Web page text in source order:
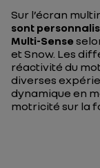
Sur l’écran
sont
Multi-Sense
et Snow. Les
réactivité du
diverses
dynamique en
motricité sur la